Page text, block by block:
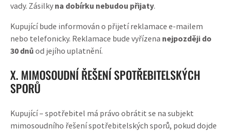
vady. Zásilky na dobírku nebudou přijaty.
Kupující bude informován o přijetí reklamace e-mailem
nebo telefonicky. Reklamace bude vyřízena nejpozději do
30 dnů od jejího uplatnění.
X. MIMOSOUDNÍ ŘEŠENÍ SPOTŘEBITELSKÝCH
SPORŮ
Kupující – spotřebitel má právo obrátit se na subjekt
mimosoudního řešení spotřebitelských sporů, pokud dojde